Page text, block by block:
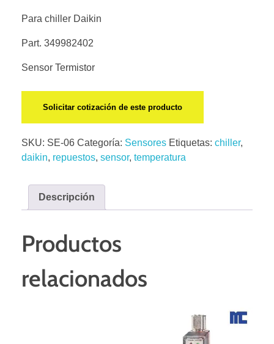
Para chiller Daikin
Part. 349982402
Sensor Termistor
Solicitar cotización de este producto
SKU: SE-06 Categoría: Sensores Etiquetas: chiller,
daikin, repuestos, sensor, temperatura
Descripción
Productos
relacionados